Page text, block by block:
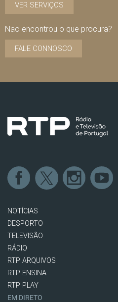
VER SERVIÇOS
Não encontrou o que procura?
FALE CONNOSCO
NOTÍCIAS
DESPORTO
TELEVISÃO
RÁDIO
RTP ARQUIVOS
RTP ENSINA
RTP PLAY
EM DIRETO